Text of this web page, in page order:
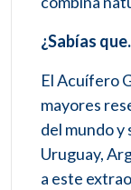
¿Sabías
El Acuífero
mayores
del mundo y
Uruguay,
a este